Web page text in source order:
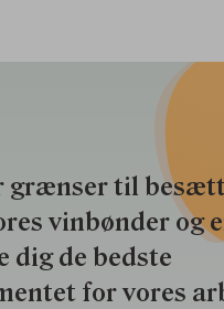
grænser til
vinbønder og
dig de bedste
for vores